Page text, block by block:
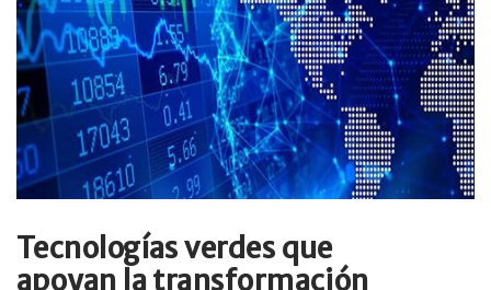
Tecnologías verdes que
apoyan la transformación